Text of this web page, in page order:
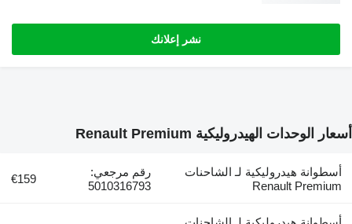
نشر إعلانك
أسعار الوحدات الهيدروليكية Renault Premium
أسطوانة هيدروليكية لـ الشاحنات
Renault Premium
رقم مرجعي:
5010316793
€159